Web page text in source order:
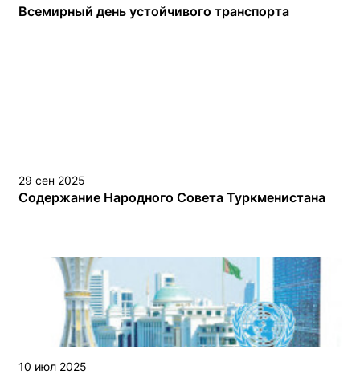
Всемирный день устойчивого транспорта
29 сен 2025
Содержание Народного Совета Туркменистана
10 июл 2025